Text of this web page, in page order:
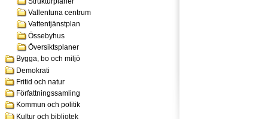
Vallentuna centrum
Vattentjänstplan
Össebyhus
Översiktsplaner
Bygga, bo och miljö
Demokrati
Fritid och natur
Författningssamling
Kommun och politik
Kultur och bibliotek